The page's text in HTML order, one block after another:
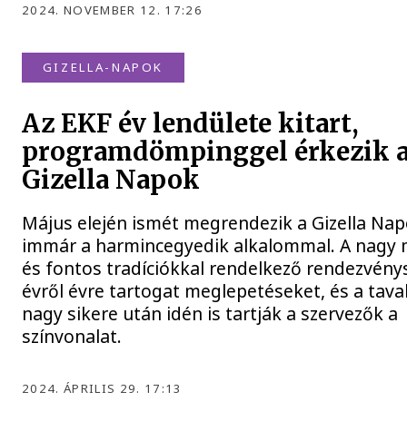
2024. NOVEMBER 12. 17:26
GIZELLA-NAPOK
Az EKF év lendülete kitart,
programdömpinggel érkezik
Gizella Napok
Május elején ismét megrendezik a Gizella
immár a harmincegyedik alkalommal. A nagy
és fontos tradíciókkal rendelkező
évről évre tartogat meglepetéseket, és a
nagy sikere után idén is tartják a szervezők a
színvonalat.
2024. ÁPRILIS 29. 17:13